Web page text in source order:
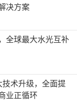
决方案
全球最大水光互补
技术升级，全面提
业正循环